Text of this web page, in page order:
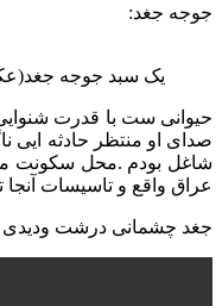
جوجه جغد:
یک سبد جوجه
حیوانی ست با قدرت
شاغل بودم .محل سکونت
عراق واقع و تاسیسات
جغد چشمانی درشت ودیدی نافذ دارد.گردنش انعطاف